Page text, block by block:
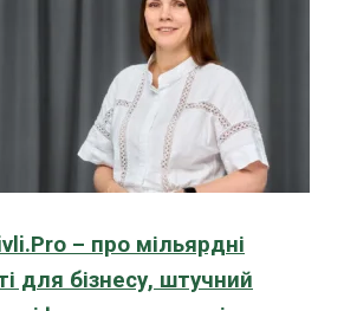
– про мільярдні
для бізнесу, штучний